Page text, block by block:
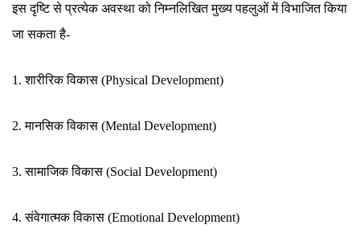
इस दृष्टि से प्रत्येक अवस्था को निम्नलिखित मुख्य पहलुओं में विभाजित किया
जा सकता है-
1. शारीरिक विकास (Physical Development)
2. मानसिक विकास (Mental Development)
3. सामाजिक विकास (Social Development)
4. संवेगात्मक विकास (Emotional Development)